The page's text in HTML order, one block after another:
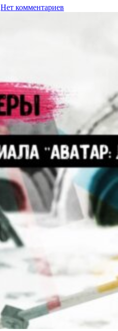
Нет комментариев